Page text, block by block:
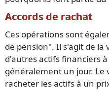
Accords de rachat
Ces opérations sont
de pension". Il s'agit de la
d'autres actifs financiers
généralement un jour. Le
racheter les actifs à un